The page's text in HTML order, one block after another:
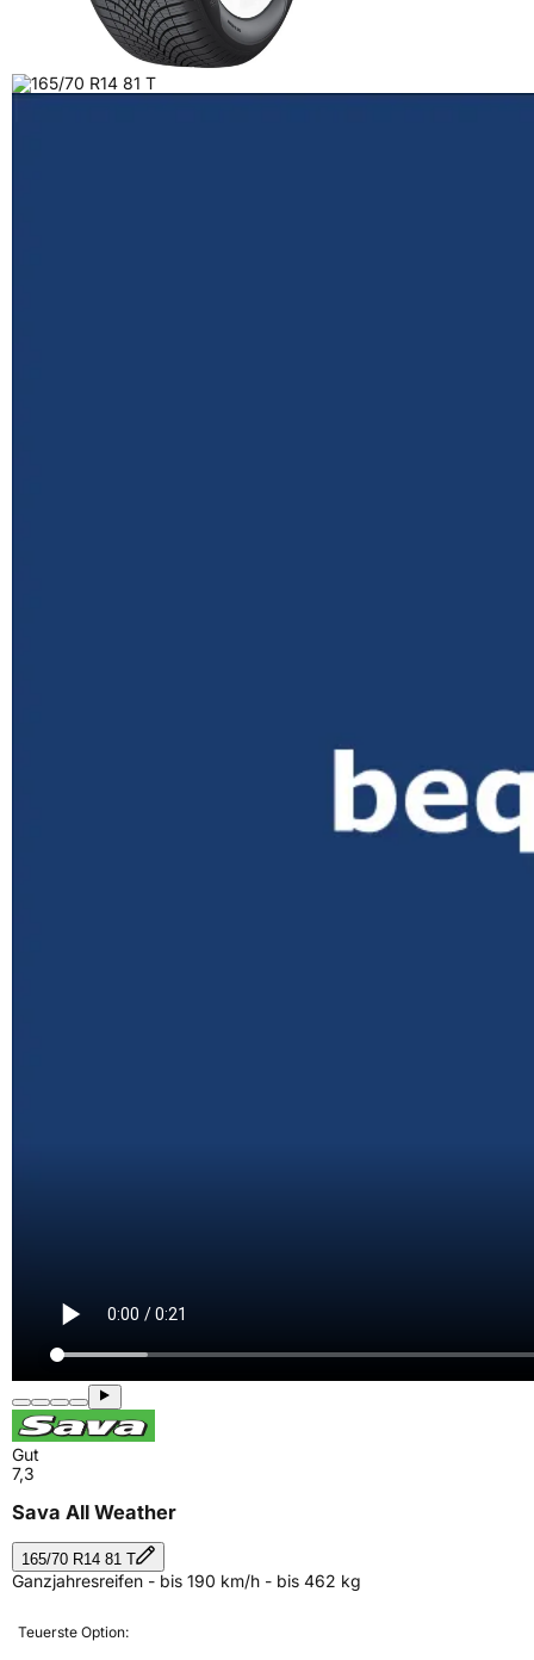
Gut
7,3
Sava All Weather
165/70 R14 81 T
Ganzjahresreifen - bis 190 km/h - bis 462 kg
Teuerste Option: